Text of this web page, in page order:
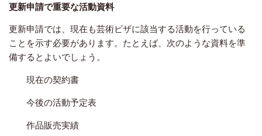
更新申請で重要な活動資料
更新申請では、現在も芸術ビザに該当する活動を行っている
ことを示す必要があります。たとえば、次のような資料を準
備するとよいでしょう。
現在の契約書
今後の活動予定表
作品販売実績